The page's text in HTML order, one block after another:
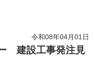
令和08年04月01日
建設工事発注見